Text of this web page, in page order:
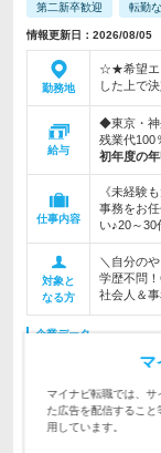
第二新卒歓迎 転勤な
情報更新日：2026/08/05
勤務地
☆★希望エ
した上で
給与
◆東京・神
残業代100
初年度の年
仕事内容
《未経験
事務をお
い♪20～30
対象と
なる方
＼自分の
学歴不問
社会人＆
企業データ
設立：2001年9月／従マ
マイナビ転職では、
た広告を配信するこ
用しています。